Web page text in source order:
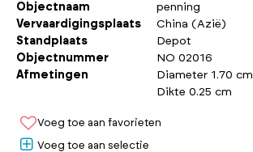
Objectnaam
penning
Vervaardigingsplaats
China (Azië)
Standplaats
Depot
Objectnummer
NO 02016
Afmetingen
Diameter 1.70 cm
Dikte 0.25 cm
Voeg toe aan favorieten
Voeg toe aan selectie